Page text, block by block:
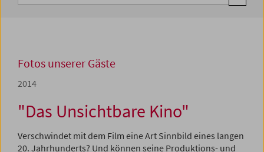
Fotos unserer Gäste
2014
"Das Unsichtbare Kino"
Verschwindet mit dem Film eine Art Sinnbild eines langen
20. Jahrhunderts? Und können seine Produktions- und